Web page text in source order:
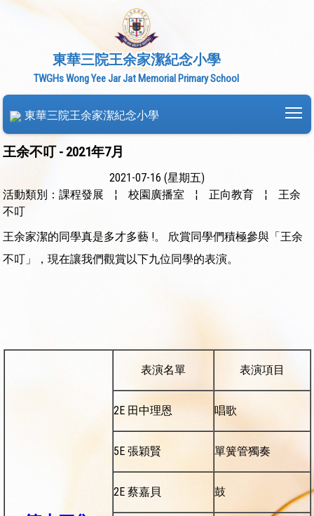
東華三院王余家潔紀念小學
TWGHs Wong Yee Jar Jat Memorial Primary School
東華三院王余家潔紀念小學
王余不叮 - 2021年7月
2021-07-16 (星期五)
活動類別：課程發展
¦ 校園廣播室 ¦ 正向教育 ¦
王余
不叮
王余家潔的同學真是多才多藝 !。 欣賞同學們積極參與「王余
不叮」，現在讓我們觀賞以下九位同學的表演。
表演名單 表演項目
2E 田中理恩 唱歌
5E 張穎賢 單簧管獨奏
2E 蔡嘉貝 鼓